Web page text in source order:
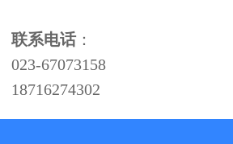
联系电话：
023-67073158
18716274302